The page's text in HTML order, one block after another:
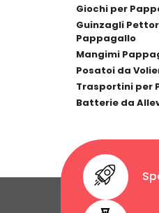
Giochi per
Guinzagli
Pappagallo
Mangimi
Posatoi da
Trasportini per
Batterie da